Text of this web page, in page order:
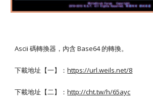
Ascii 碼轉換器，內含 Base64 的轉換。
下載地址【一】：https://url.weils.net/8
下載地址【二】：http://cht.tw/h/65ayc